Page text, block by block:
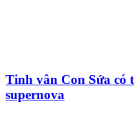
Tinh vân Con Sứa có
supernova